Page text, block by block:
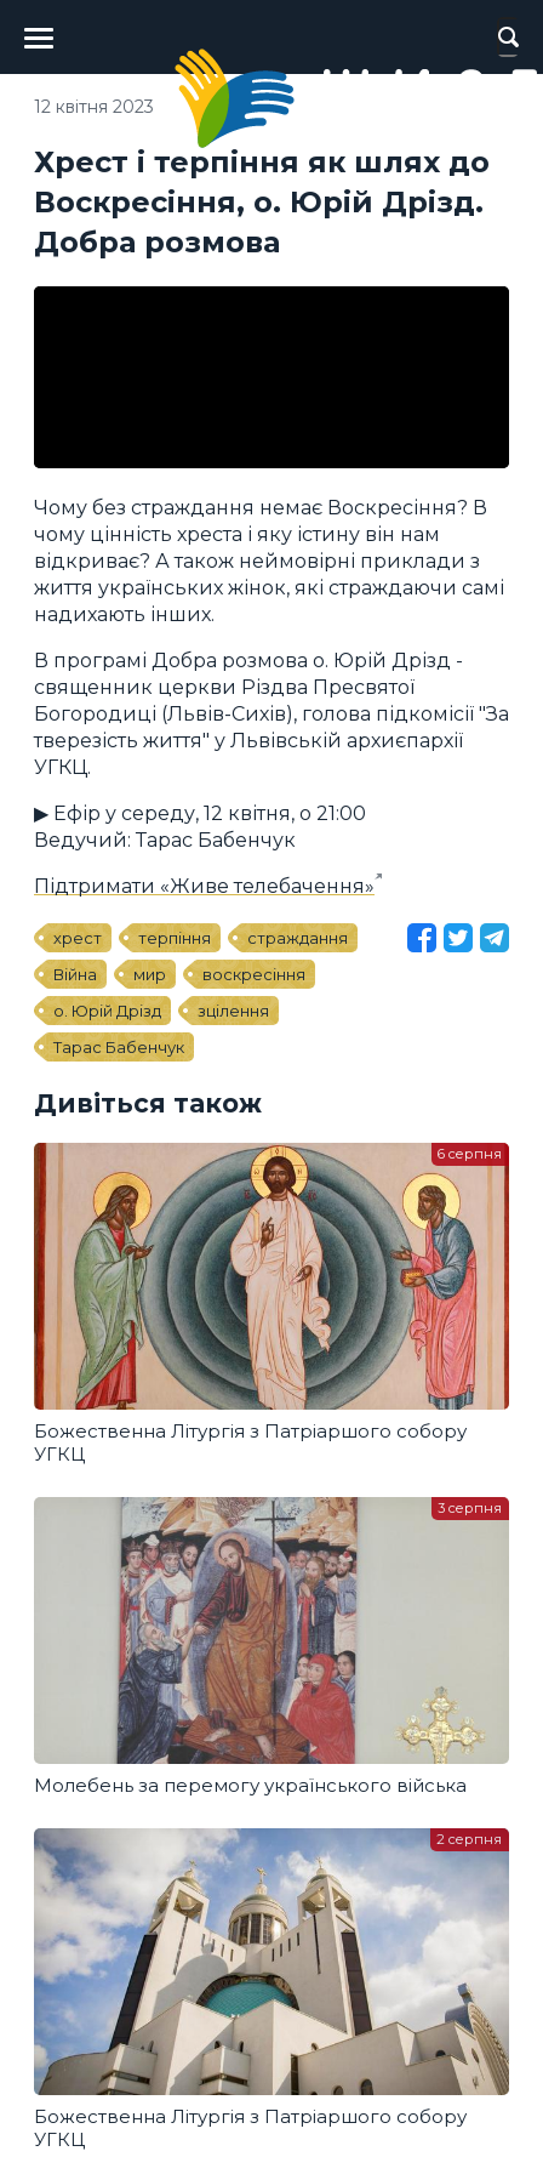
Головне
меню
Хрест і терпіння як шлях до
Воскресіння, о. Юрій Дрізд.
Добра розмова
12 квітня 2023
Чому без страждання немає Воскресіння? В
чому цінність хреста і яку істину він нам
відкриває? А також неймовірні приклади з
життя українських жінок, які страждаючи самі
надихають інших.
В програмі Добра розмова о. Юрій Дрізд -
священник церкви Різдва Пресвятої
Богородиці (Львів-Сихів), голова підкомісії "За
тверезість життя" у Львівській архиєпархії
УГКЦ.
▶ Ефір у середу, 12 квітня, о 21:00
Ведучий: Тарас Бабенчук
Підтримати «Живе телебачення»
хрест терпіння
страждання
Війна
мир
воскресіння
о. Юрій Дрізд
зцілення
Тарас Бабенчук
Дивіться також
Божественна Літургія з Патріаршого собору
УГКЦ
6 серпня
Молебень за перемогу українського війська
3 серпня
Божественна Літургія з Патріаршого собору
УГКЦ
2 серпня